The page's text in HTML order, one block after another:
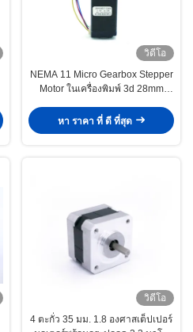
วิดีโอ
NEMA 11 Micro Gearbox Stepper
Motor ในเครื่องพิมพ์ 3d 28mm
หา ราคา ที่ ดี ที่สุด
วิดีโอ
4 ตะกั่ว 35 มม. 1.8 องศาสเต็ปเปอร์